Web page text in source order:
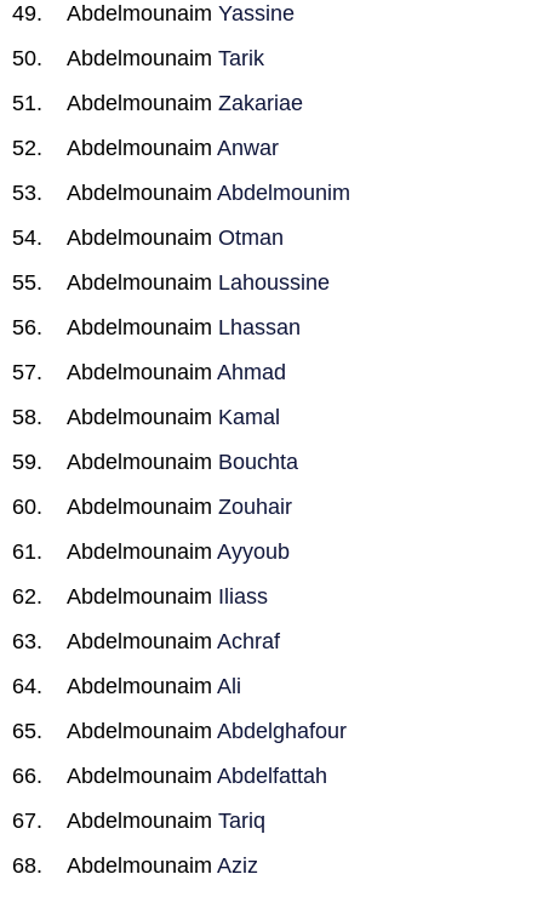
Abdelmounaim Yassine
Abdelmounaim Tarik
Abdelmounaim Zakariae
Abdelmounaim Anwar
Abdelmounaim Abdelmounim
Abdelmounaim Otman
Abdelmounaim Lahoussine
Abdelmounaim Lhassan
Abdelmounaim Ahmad
Abdelmounaim Kamal
Abdelmounaim Bouchta
Abdelmounaim Zouhair
Abdelmounaim Ayyoub
Abdelmounaim Iliass
Abdelmounaim Achraf
Abdelmounaim Ali
Abdelmounaim Abdelghafour
Abdelmounaim Abdelfattah
Abdelmounaim Tariq
Abdelmounaim Aziz